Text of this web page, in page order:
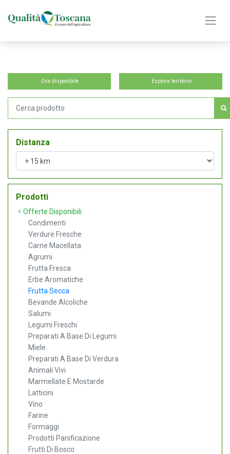
Ora disponibile Esplora territorio
Distanza
Prodotti
Offerte Disponibili
Condimenti
Verdure Fresche
Carne Macellata
Agrumi
Frutta Fresca
Erbe Aromatiche
Frutta Secca
Bevande Alcoliche
Salumi
Legumi Freschi
Preparati A Base Di Legumi
Miele
Preparati A Base Di Verdura
Animali Vivi
Marmellate E Mostarde
Latticini
Vino
Farine
Formaggi
Prodotti Panificazione
Frutti Di Bosco